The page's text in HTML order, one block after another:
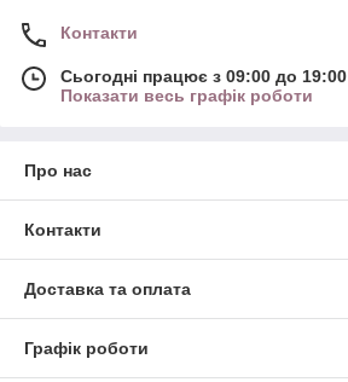
Контакти
Сьогодні працює з 09:00 до 19:00
Показати весь графік роботи
Про нас
Контакти
Доставка та оплата
Графік роботи